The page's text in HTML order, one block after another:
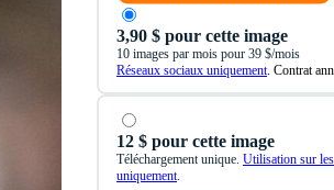
3,90 $ pour cette image
10 images par mois pour 39 $/mois
Réseaux sociaux uniquement. Contrat
12 $ pour cette image
Téléchargement unique. Utilisation sur
uniquement.